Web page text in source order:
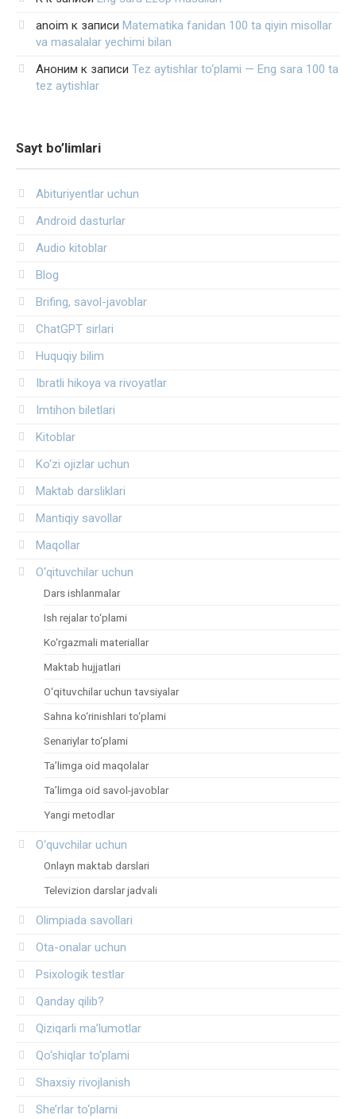
anoim к записи Matematika fanidan 100 ta qiyin misollar
va masalalar yechimi bilan
Аноним к записи Tez aytishlar to‘plami — Eng sara 100 ta
tez aytishlar
Sayt bo’limlari
Abituriyentlar uchun
Android dasturlar
Audio kitoblar
Blog
Brifing, savol-javoblar
ChatGPT sirlari
Huquqiy bilim
Ibratli hikoya va rivoyatlar
Imtihon biletlari
Kitoblar
Ko‘zi ojizlar uchun
Maktab darsliklari
Mantiqiy savollar
Maqollar
O‘qituvchilar uchun
Dars ishlanmalar
Ish rejalar to‘plami
Ko‘rgazmali materiallar
Maktab hujjatlari
O‘qituvchilar uchun tavsiyalar
Sahna ko‘rinishlari to‘plami
Senariylar to‘plami
Ta’limga oid maqolalar
Ta’limga oid savol-javoblar
Yangi metodlar
O‘quvchilar uchun
Onlayn maktab darslari
Televizion darslar jadvali
Olimpiada savollari
Ota-onalar uchun
Psixologik testlar
Qanday qilib?
Qiziqarli ma’lumotlar
Qo‘shiqlar to‘plami
Shaxsiy rivojlanish
She’rlar to‘plami